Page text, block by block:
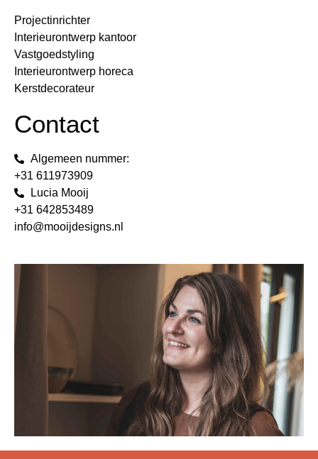
Projectinrichter
Interieurontwerp kantoor
Vastgoedstyling
Interieurontwerp horeca
Kerstdecorateur
Contact
Algemeen nummer:
+31 611973909
Lucia Mooij
+31 642853489
info@mooijdesigns.nl